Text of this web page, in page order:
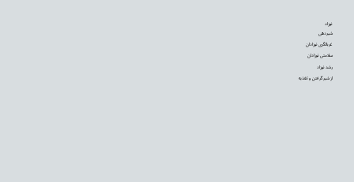
نوزاد
شیردهی
غربالگری نوزادان
سلامتی نوزادان
رشد نوزاد
از شیر گرفتن و تغذیه